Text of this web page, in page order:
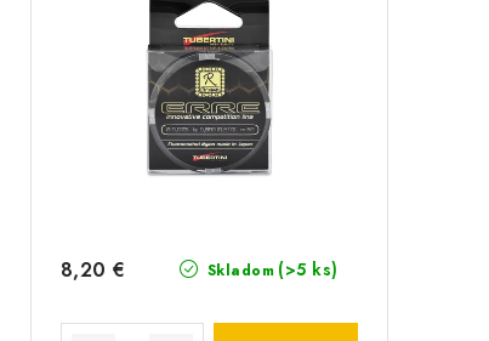
Skladom (>5 ks)
8,20 €